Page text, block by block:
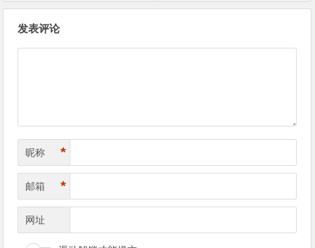
发表评论
昵称 *
邮箱 *
网址